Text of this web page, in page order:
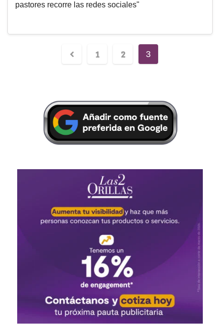
pastores recorre las redes sociales"
1 2 3